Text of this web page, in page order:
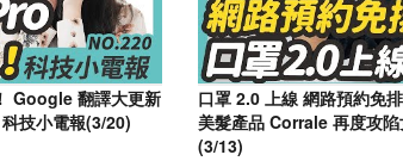
Google 翻譯大更新
技小電報(3/20)
口罩 2.0 上線 網路預約免
美髮產品 Corrale 再度攻
(3/13)